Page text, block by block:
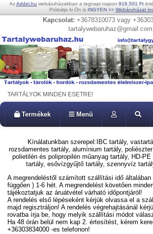
AzAddel.hu webáruházakban a tegnapi napon 918.501 Ft
Próbálja ki Ön is INGYEN >> Webáruházat
Kapcsolat: +3678310073 vagy
tartalywebaruhaz@gmail.com
TARTÁLYOK MINDEN ESETRE!
Termékek Menü
Kínálatunkban szerepel:IBC tartály,
rozsdamentes tartály, alumínium tartály,
polietilén és polipropilén műanyag tartály, HD-
tartály, esővízgyűjtő tartály, szennyvíz
A megrendeléstől számított szállítási idő általában
függően ) 1-6 hét. A megrendelést követően
tájékoztatjuk az áruátvétel várható időpontjáról!
A rendelés első lépéseként kérjük olvassa el a
majd regisztráljon! A rendelés végrehajtásánál
rovatba írja be, hogy melyik szállítási módot
Ha 48 órán belül nem kap 2. értesítést, kérem
+36303834000 -es telefonon!